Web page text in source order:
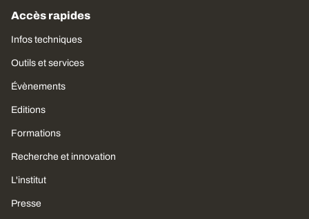
Accès rapides
Infos techniques
Outils et services
Évènements
Editions
Formations
Recherche et innovation
L'institut
Presse